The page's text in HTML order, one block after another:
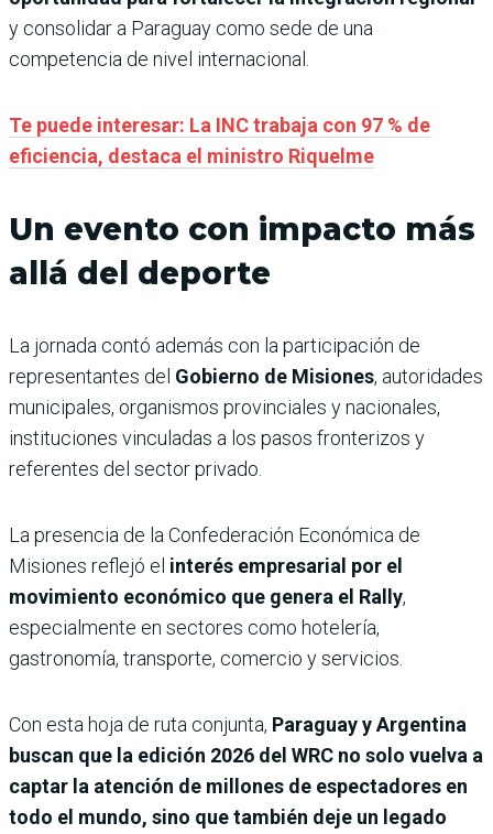
y consolidar a Paraguay como sede de una
competencia de nivel internacional.
Te puede interesar: La INC trabaja con 97 % de
eficiencia, destaca el ministro Riquelme
Un evento con impacto más
allá del deporte
La jornada contó además con la participación de
representantes del Gobierno de Misiones, autoridades
municipales, organismos provinciales y nacionales,
instituciones vinculadas a los pasos fronterizos y
referentes del sector privado.
La presencia de la Confederación Económica de
Misiones reflejó el interés empresarial por el
movimiento económico que genera el Rally,
especialmente en sectores como hotelería,
gastronomía, transporte, comercio y servicios.
Con esta hoja de ruta conjunta, Paraguay y Argentina
buscan que la edición 2026 del WRC no solo vuelva a
captar la atención de millones de espectadores en
todo el mundo, sino que también deje un legado